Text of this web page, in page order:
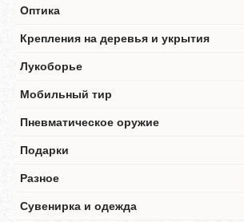
Оптика
Крепления на деревья и укрытия
Лукоборье
Мобильный тир
Пневматическое оружие
Подарки
Разное
Сувенирка и одежда